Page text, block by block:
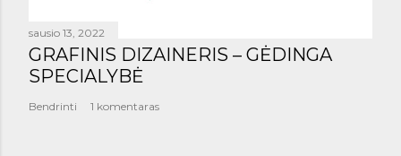
sausio 13, 2022
GRAFINIS DIZAINERIS – GĖDINGA
SPECIALYBĖ
Bendrinti 1 komentaras